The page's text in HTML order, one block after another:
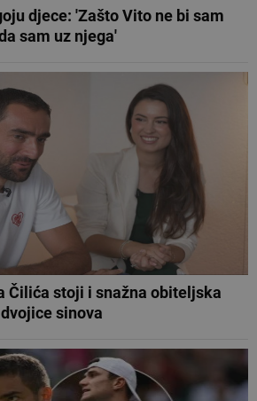
djece: 'Zašto Vito ne bi sam
sam uz njega'
Čilića stoji i snažna obiteljska
sinova